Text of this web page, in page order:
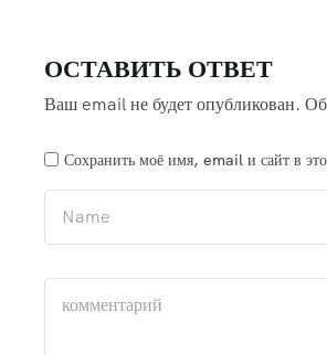
ОСТАВИТЬ ОТВЕТ
Ваш email не будет опубликован.
Сохранить моё имя, email и сайт в